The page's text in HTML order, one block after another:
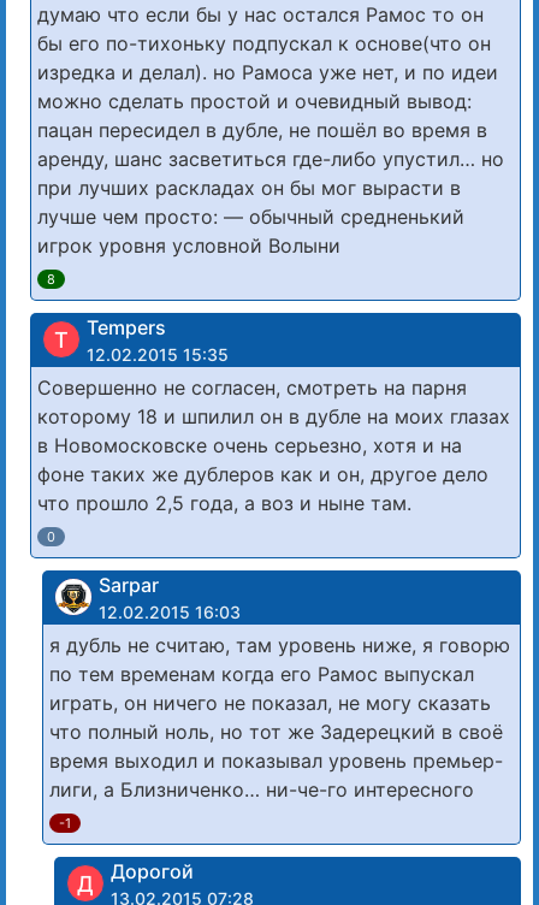
думаю что если бы у нас остался Рамос то он
бы его по-тихоньку подпускал к основе(что он
изредка и делал). но Рамоса уже нет, и по идеи
можно сделать простой и очевидный вывод:
пацан пересидел в дубле, не пошёл во время в
аренду, шанс засветиться где-либо упустил… но
при лучших раскладах он бы мог вырасти в
лучше чем просто: — обычный средненький
игрок уровня условной Волыни
8
T Tempers
12.02.2015 15:35
Совершенно не согласен, смотреть на парня
которому 18 и шпилил он в дубле на моих глазах
в Новомосковске очень серьезно, хотя и на
фоне таких же дублеров как и он, другое дело
что прошло 2,5 года, а воз и ныне там.
0
Sarpar
12.02.2015 16:03
я дубль не считаю, там уровень ниже, я говорю
по тем временам когда его Рамос выпускал
играть, он ничего не показал, не могу сказать
что полный ноль, но тот же Задерецкий в своё
время выходил и показывал уровень премьер-
лиги, а Близниченко… ни-че-го интересного
-1
Д Дорогой
13.02.2015 07:28